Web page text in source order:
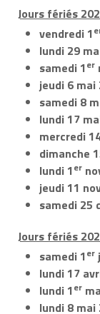
Jours fériés
vendredi 1
lundi 29
samedi 1er
jeudi 6 mai
samedi 8
lundi 17
mercredi
dimanche
lundi 1er
jeudi 11
samedi 25
Jours fériés
samedi 1er
lundi 17
lundi 1er
lundi 8 mai